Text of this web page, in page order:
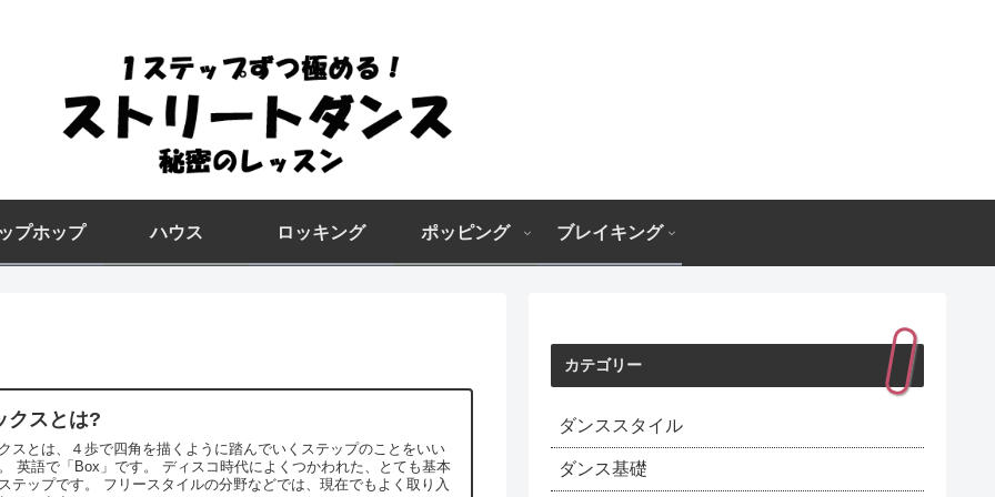
プホップ ハウス ロッキング ポッピング ブレイキング
クスとは?
スとは、４歩で四角を描くように踏んでいくステップのことをいい
かわれた、とても基本
フリースタイルの分野などでは、現在でもよく取り入
カテゴリー
ダンススタイル
ダンス基礎